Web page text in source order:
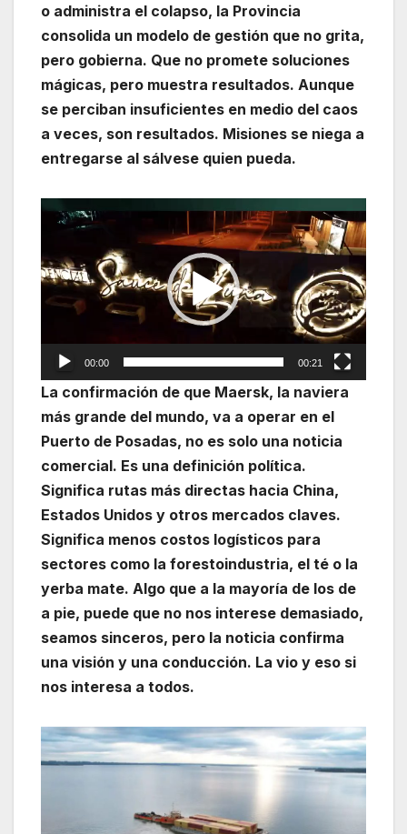
o administra el colapso, la Provincia
consolida un modelo de gestión que no grita,
pero gobierna. Que no promete soluciones
mágicas, pero muestra resultados. Aunque
se perciban insuficientes en medio del caos
a veces, son resultados. Misiones se niega a
entregarse al sálvese quien pueda.
Reproductor
vídeo
00:00 00:21
La confirmación de que Maersk, la naviera
más grande del mundo, va a operar en el
Puerto de Posadas, no es solo una noticia
comercial. Es una definición política.
Significa rutas más directas hacia China,
Estados Unidos y otros mercados claves.
Significa menos costos logísticos para
sectores como la forestoindustria, el té o la
yerba mate. Algo que a la mayoría de los de
a pie, puede que no nos interese demasiado,
seamos sinceros, pero la noticia confirma
una visión y una conducción. La vio y eso si
nos interesa a todos.